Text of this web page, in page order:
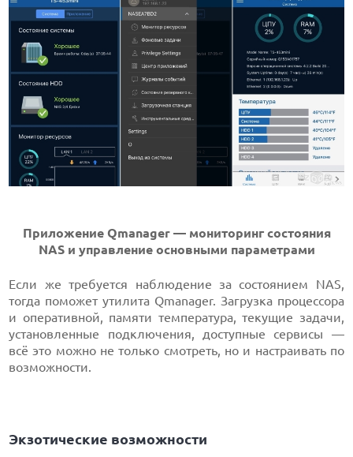
Приложение Qmanager — мониторинг состояния
NAS и управление основными параметрами
Если же требуется наблюдение за состоянием NAS,
тогда поможет утилита Qmanager. Загрузка процессора
и оперативной, памяти температура, текущие задачи,
установленные подключения, доступные сервисы —
всё это можно не только смотреть, но и настраивать по
возможности.
Экзотические возможности